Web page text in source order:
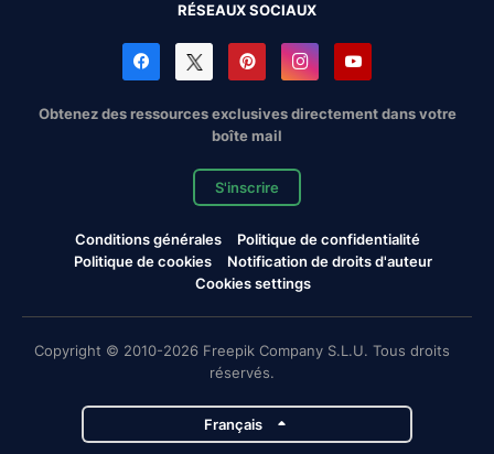
RÉSEAUX SOCIAUX
Obtenez des ressources exclusives directement dans votre
boîte mail
S'inscrire
Conditions générales
Politique de confidentialité
Politique de cookies
Notification de droits d'auteur
Cookies settings
Copyright © 2010-2026 Freepik Company S.L.U. Tous droits
réservés.
Français